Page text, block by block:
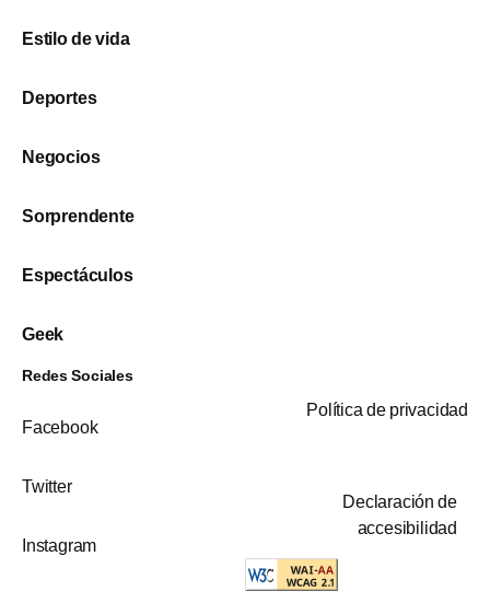
Estilo de vida
Deportes
Negocios
Sorprendente
Espectáculos
Geek
Redes Sociales
Facebook
Twitter
Instagram
Política de privacidad
Declaración de
accesibilidad